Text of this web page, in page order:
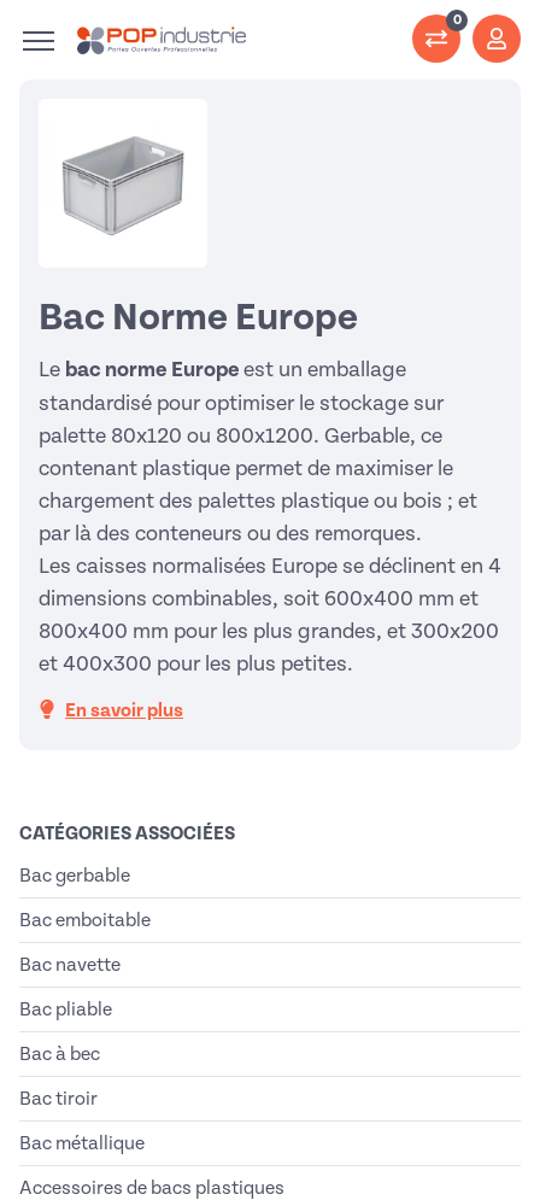
0
Bac Norme Europe
Le bac norme Europe est un emballage
standardisé pour optimiser le stockage sur
palette 80x120 ou 800x1200. Gerbable, ce
contenant plastique permet de maximiser le
chargement des palettes plastique ou bois ; et
par là des conteneurs ou des remorques.
Les caisses normalisées Europe se déclinent en 4
dimensions combinables, soit 600x400 mm et
800x400 mm pour les plus grandes, et 300x200
et 400x300 pour les plus petites.
En savoir plus
CATÉGORIES ASSOCIÉES
Bac gerbable
Bac emboitable
Bac navette
Bac pliable
Bac à bec
Bac tiroir
Bac métallique
Accessoires de bacs plastiques